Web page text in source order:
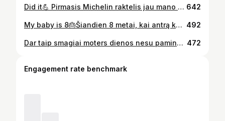
Did it💪 Pirmasis Michelin raktelis jau mano rankose. Ir nors vertinant viešbutį labai svarbi architektūra ir autentiškumas, bet svarbiausia vis gi yra darbuotojai, kurie jaučia svečią, įsiklauso, prisimena ką svečias mėgsta, ko nemėgsta, geba įgyvendinti jo svajones ir tiesiog nuoširdžiai nori sukurti geriausią patirtį. Tai yra talentai ir tokių pas mus tikrai dirba ne vienas. Todėl šis Michelin raktelis visų pirma priklauso visai nuostabiai PACAI komandai. Be galo laiminga ir didžiuojuos tuo, ką pasiekėme. @hotelpacai #award #winner #michelinguide #milestone #michelinkey #hotelier 642
My baby is 8🎂Šiandien 8 metai, kai antrą kartą tapau mama. Girdėjau vieną psichologą sakant, kad be vaikų gali būti laimingesnis, nes vaikai sukelia daug streso, skausmo, liūdesio, nes na juk ir serga ir bemiegės naktelės ir t.t. Bet aš nė už ką neiškeisčiau savo vaikų. Man jie yra laimė. Jie atneša daug džiaugsmo (šiek tiek streso:)), o kur dar besąlyginė meilė, kurios neturėdama vaikų iš viso nepažinojau. Su vaikais aš nuolat patiriu nepaprastai daug gražių akimirkų, keletu dalinuosi ir einam švęsti!🎂🥳 #happybday #myson #tothemoon #momentsofmine #loveya #family❤️ 492
Dar taip smagiai moters dienos nesu paminėjus. Būrelyje bendraminčių moterų - undinių raižėm bangas pasipuošę sukniom. Tik su moterim būna toks vaibas, palaikymas, juokas, nesinorėjo skirtis. Su moters diena, nuostabios moterys!🌹 Ačiū @digna.dy už miesto undines ir kad suburi mus. #surfer #citywave #womenempowerment #womenday #wonderwoman #stayactive #behappy #surfergirl #mypassion #specialday #firsttime #enjoythemoment 472
Engagement rate benchmark